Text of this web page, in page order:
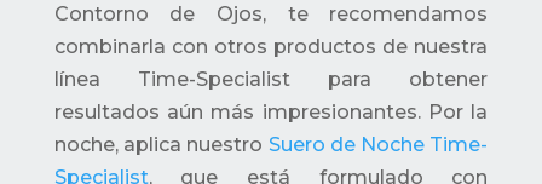
Contorno de Ojos, te recomendamos
combinarla con otros productos de nuestra
línea Time-Specialist para obtener
resultados aún más impresionantes. Por la
noche, aplica nuestro Suero de Noche Time-
Specialist, que está formulado con